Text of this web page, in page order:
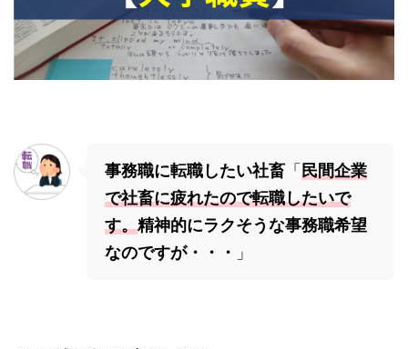
事務職に転職したい社畜 「民間企業
で社畜に疲れたので転職したいで
す。精神的にラクそうな事務職希望
なのですが・・・ 」